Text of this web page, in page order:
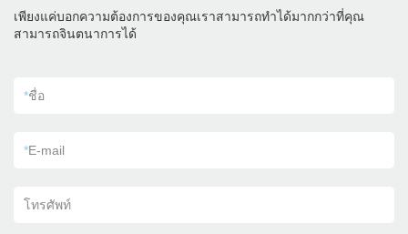
เพียงแค่บอกความต้องการของคุณเราสามารถทำได้มากกว่าที่คุณ
สามารถจินตนาการได้
*ชื่อ
*E-mail
โทรศัพท์